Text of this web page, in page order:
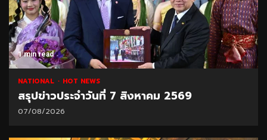
1 min read
NATIONAL HOT NEWS
สรุปข่าวประจำวันที่ 7 สิงหาคม 2569
07/08/2026